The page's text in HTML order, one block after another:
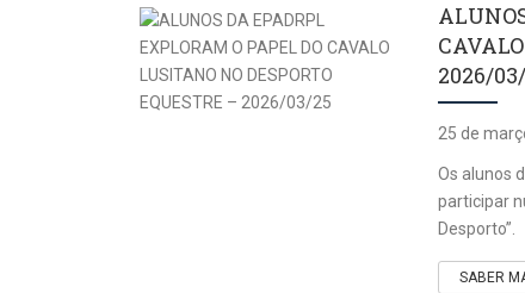
2026/
25 de
Os alunos
participar
Desporto”.
SABER